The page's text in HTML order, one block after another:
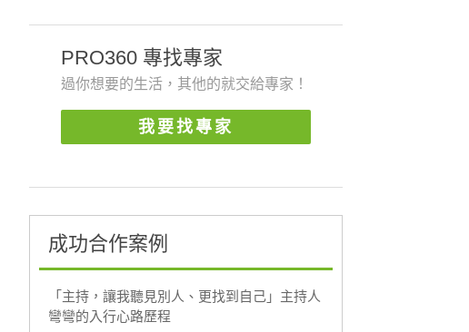
PRO360 專找專家
過你想要的生活，其他的就交給專家！
我要找專家
成功合作案例
「主持，讓我聽見別人、更找到自己」主持人
彎彎的入行心路歷程